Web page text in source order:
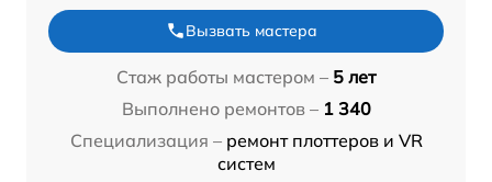
Вызвать мастера
Стаж работы мастером – 5 лет
Выполнено ремонтов – 1 340
Специализация – ремонт плоттеров и VR
систем